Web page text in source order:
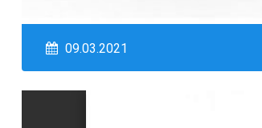
09.03.2021